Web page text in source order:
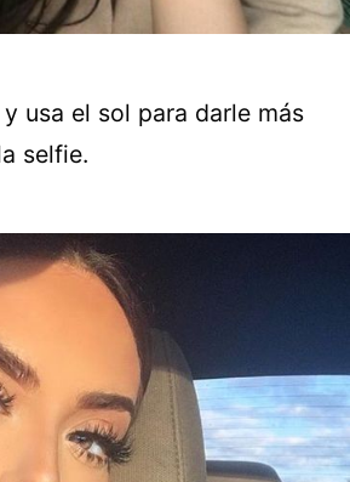
usa el sol para darle más
selfie.